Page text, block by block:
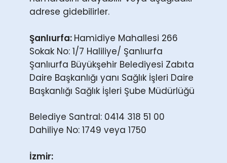
adrese gidebilirler.
Şanlıurfa: Hamidiye Mahallesi 266
Sokak No: 1/7 Haliliye/ Şanlıurfa
Şanlıurfa Büyükşehir Belediyesi Zabıta
Daire Başkanlığı yanı Sağlık İşleri Daire
Başkanlığı Sağlık İşleri Şube Müdürlüğü
Belediye Santral: 0414 318 51 00
Dahiliye No: 1749 veya 1750
İzmir: